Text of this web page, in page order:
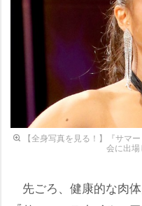
【全身写真を見る！】『サマ
会に出
先ごろ、健康的な肉